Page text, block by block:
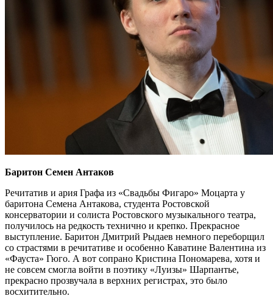
Баритон Семен Антаков
Речитатив и ария Графа из «Свадьбы Фигаро» Моцарта у
баритона Семена Антакова, студента Ростовской
консерватории и солиста Ростовского музыкального театра,
получилось на редкость технично и крепко. Прекрасное
выступление. Баритон Дмитрий Рыдаев немного переборщил
со страстями в речитативе и особенно Каватине Валентина из
«Фауста» Гюго. А вот сопрано Кристина Пономарева, хотя и
не совсем смогла войти в поэтику «Луизы» Шарпантье,
прекрасно прозвучала в верхних регистрах, это было
восхитительно.